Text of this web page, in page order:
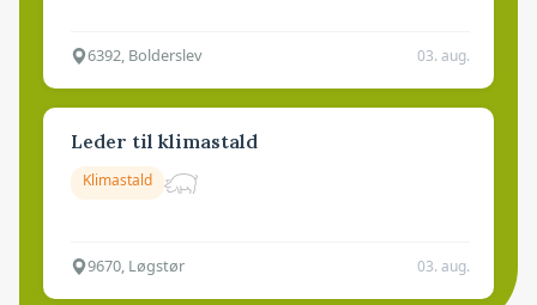
6392, Bolderslev 03. aug.
Leder til klimastald
Klimastald
9670, Løgstør 03. aug.